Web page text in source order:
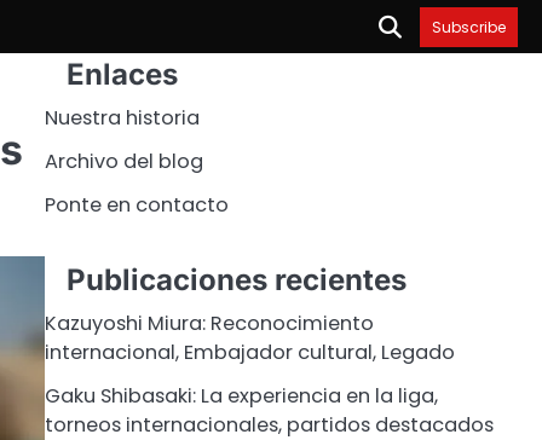
Subscribe
Enlaces
Nuestra historia
Archivo del blog
Ponte en contacto
Publicaciones recientes
Kazuyoshi Miura: Reconocimiento
internacional, Embajador cultural, Legado
Gaku Shibasaki: La experiencia en la liga,
torneos internacionales, partidos destacados